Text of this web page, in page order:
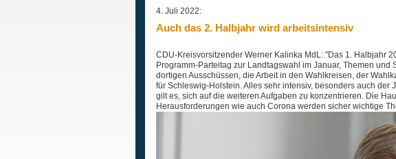
4. Juli 2022:
Auch das 2. Halbjahr wird arbeitsintensiv
CDU-Kreisvorsitzender Werner Kalinka MdL: "Das 1. Halbjahr
Programm-Parteitag zur Landtagswahl im Januar, Themen
dortigen Ausschüssen, die Arbeit in den Wahlkreisen, der
für Schleswig-Holstein. Alles sehr intensiv, besonders auch
gilt es, sich auf die weiteren Aufgaben zu konzentrieren. Die
Herausforderungen wie auch Corona werden sicher wichtige